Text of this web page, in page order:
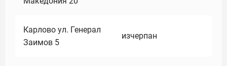
Карлово ул. Генерал
Заимов 5
изчерпан